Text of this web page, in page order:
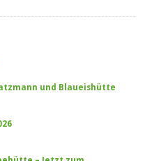
und Blaueishütte